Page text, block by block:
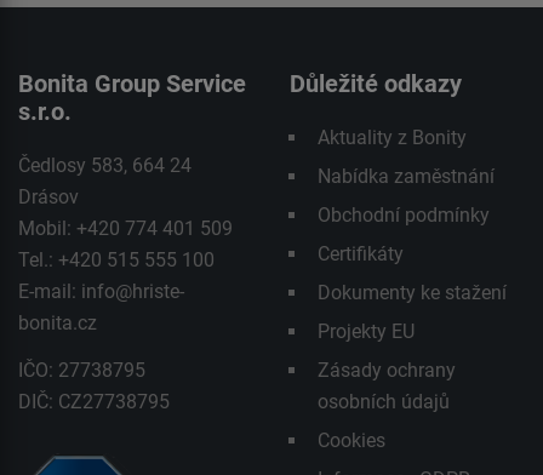
Bonita Group Service
s.r.o.
Čedlosy 583, 664 24
Drásov
Mobil: +420 774 401 509
Tel.: +420 515 555 100
E-mail: info@hriste-
bonita.cz
IČO: 27738795
DIČ: CZ27738795
Důležité odkazy
Aktuality z Bonity
Nabídka zaměstnání
Obchodní podmínky
Certifikáty
Dokumenty ke stažení
Projekty EU
Zásady ochrany
osobních údajů
Cookies